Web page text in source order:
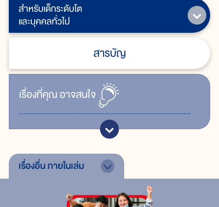
สำหรับเด็กระดับโต
และบุคคลทั่วไป
สารบัญ
เรื่ิองที่คุณอาจสนใจ
เรื่องอื่นภายในเล่ม